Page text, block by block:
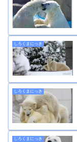
しろくまにっき
しろくまにっき
しろくまにっき